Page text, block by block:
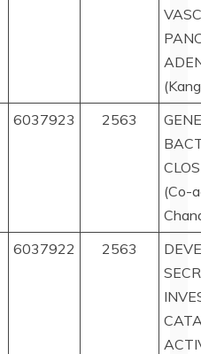
6037923 2563
(Co-
6037922 2563